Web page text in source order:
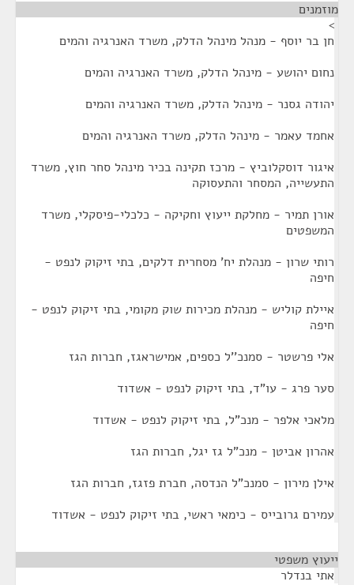
מוזמנים
>
חן בר יוסף - מנהל מינהל הדלק, משרד האנרגיה והמים
נחום יהושע - מינהל הדלק, משרד האנרגיה והמים
יהודה גסנר - מינהל הדלק, משרד האנרגיה והמים
אחמד עאמר - מינהל הדלק, משרד האנרגיה והמים
איגור דוסקלוביץ - מרכז תקינה בכיר מינהל סחר חוץ, משרד
התעשייה, המסחר והתעסוקה
אורן תמיר - מחלקת ייעוץ וחקיקה - כלכלי-פיסקלי, משרד
המשפטים
רותי שרון - מנהלת יח' מסחרית דלקים, בתי זיקוק לנפט -
חיפה
איילת קוליש - מנהלת מכירות שוק מקומי, בתי זיקוק לנפט -
חיפה
אלי פרשטר - סמנכ''ל כספים, אמישראגז, חברות הגז
סער פרג - עו"ד, בתי זיקוק לנפט - אשדוד
מלאכי אלפר - מנכ"ל, בתי זיקוק לנפט - אשדוד
אהרון אביטן - מנכ"ל גז יגל, חברות הגז
אילן מירון - סמנכ"ל הנדסה, חברת פזגז, חברות הגז
עמירם גרובייס - כימאי ראשי, בתי זיקוק לנפט - אשדוד
ייעוץ משפטי
אתי בנדלר